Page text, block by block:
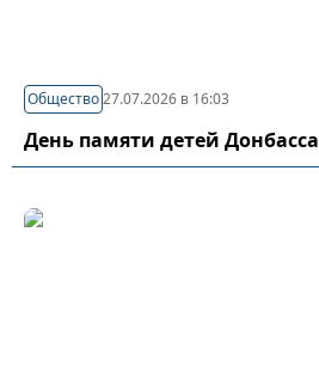
Общество27.07.2026 в 16:03
День памяти детей Донбасса